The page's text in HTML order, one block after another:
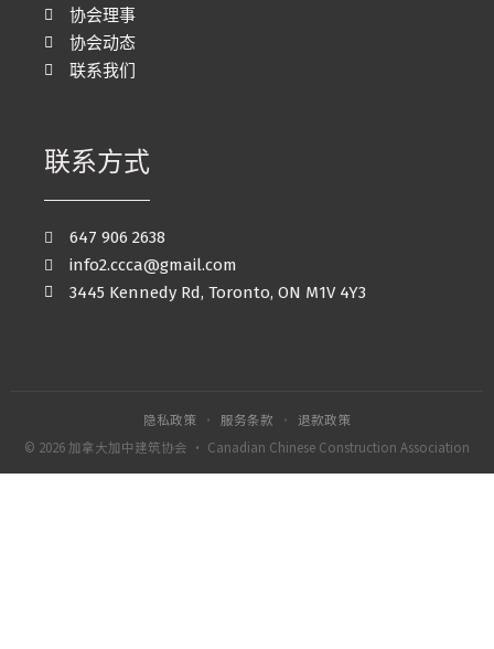
协会理事
协会动态
联系我们
联系方式
647 906 2638
info2.ccca@gmail.com
3445 Kennedy Rd, Toronto, ON M1V 4Y3
隐私政策 · 服务条款 ·
退款政策
© 2026 加拿大加中建筑协会 · Canadian Chinese Construction Association